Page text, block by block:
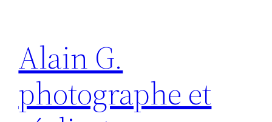
contenu
Alain G.
photographe et